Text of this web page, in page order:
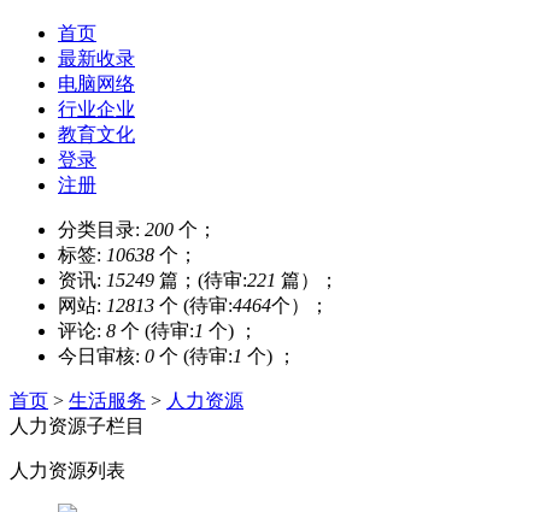
首页
最新收录
电脑网络
行业企业
教育文化
登录
注册
分类目录: 200 个；
标签: 10638 个；
资讯: 15249 篇；(待审:221 篇）；
网站: 12813 个 (待审:4464个）；
评论: 8 个 (待审:1 个) ；
今日审核: 0 个 (待审:1 个) ；
首页 > 生活服务 > 人力资源
人力资源子栏目
人力资源列表